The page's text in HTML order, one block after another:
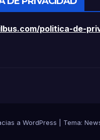
politica-de-
a WordPress Tema: